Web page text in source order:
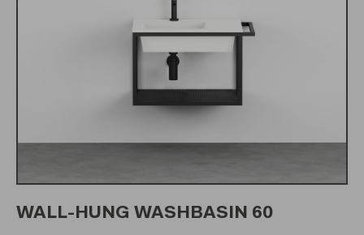
WALL-HUNG WASHBASIN 60